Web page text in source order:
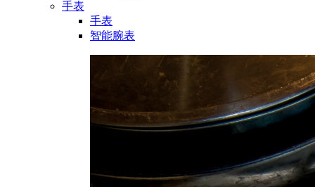
手表
手表
智能腕表